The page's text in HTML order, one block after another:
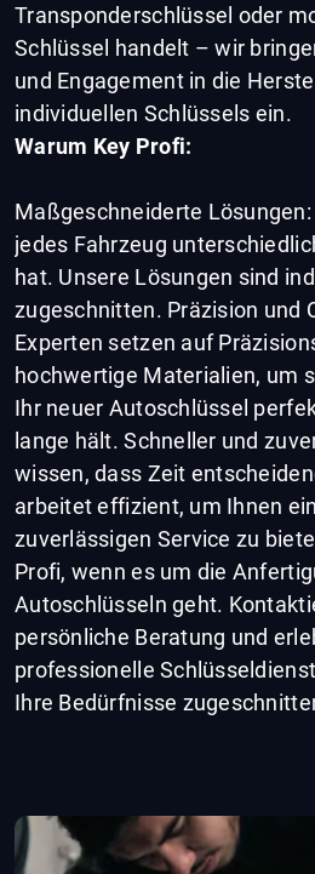
Transponderschlüssel oder
Schlüssel handelt – wir
und Engagement in die
individuellen Schlüssels ein.
Warum Key Profi:
Maßgeschneiderte
jedes Fahrzeug
hat. Unsere Lösungen sind
zugeschnitten. Präzision und
Experten setzen auf
hochwertige Materialien, um
Ihr neuer Autoschlüssel
lange hält. Schneller und
wissen, dass Zeit
arbeitet effizient, um Ihnen
zuverlässigen Service zu
Profi, wenn es um die
Autoschlüsseln geht.
persönliche Beratung und
professionelle
Ihre Bedürfnisse